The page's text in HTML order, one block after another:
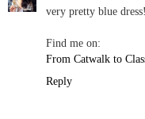
very pretty blue
Find me on:
From Catwalk to
Reply